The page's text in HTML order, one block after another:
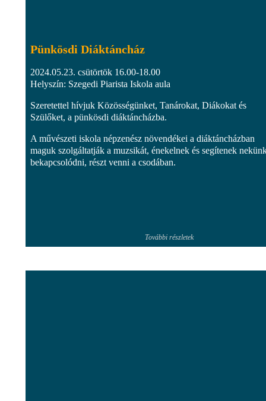
Pünkösdi Diáktáncház
2024.05.23. csütörtök 16.00-18.00
Helyszín: Szegedi Piarista Iskola aula
Szeretettel hívjuk Közösségünket, Tanárokat, Diákokat és
Szülőket, a pünkösdi diáktáncházba.
A művészeti iskola népzenész növendékei a diáktáncházban
maguk szolgáltatják a muzsikát, énekelnek és segítenek
bekapcsolódni, részt venni a csodában.
További részletek